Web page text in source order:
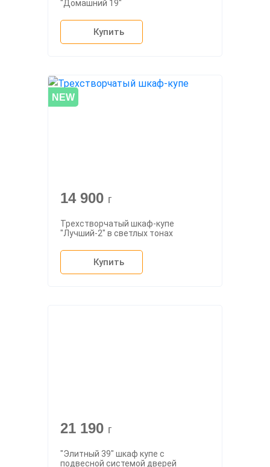
"Домашний 19"
Купить
NEW
14 900 г
Трехстворчатый шкаф-купе
"Лучший-2" в светлых тонах
Купить
21 190 г
"Элитный 39" шкаф купе с
подвесной системой дверей